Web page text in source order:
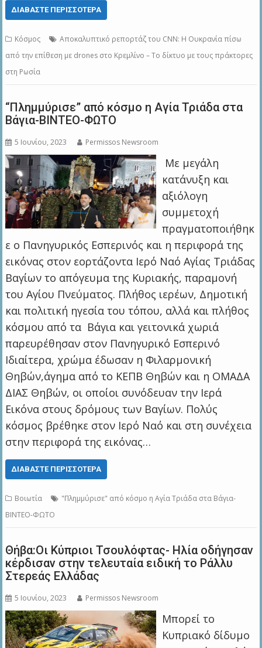
ΔΙΑΒΆΣΤΕ ΠΕΡΙΣΣΌΤΕΡΑ
Κόσμος
Αποκαλυπτικό ρεπορτάζ του CNN: Η Ουκρανία πίσω
από την επίθεση με drones στο Κρεμλίνο – Το δίκτυο με τους πράκτορες
στη Ρωσία
“Πλημμύρισε” από κόσμο η Αγία Τριάδα στα
Βάγια-ΒΙΝΤΕΟ-ΦΩΤΟ
5 Ιουνίου, 2023 Permissos Newsroom
Με μεγάλη
κατάνυξη και
αξιόλογη
συμμετοχή
πραγματοποιήθηκ
ε ο Πανηγυρικός Εσπερινός και η περιφορά της
εικόνας στον εορτάζοντα Ιερό Ναό Αγίας Τριάδας
Βαγίων το απόγευμα της Κυριακής, παραμονή
του Αγίου Πνεύματος. Πλήθος ιερέων, Δημοτική
και πολιτική ηγεσία του τόπου, αλλά και πλήθος
κόσμου από τα Βάγια και γειτονικά χωριά
παρευρέθησαν στον Πανηγυρικό Εσπερινό
Ιδιαίτερα, χρώμα έδωσαν η Φιλαρμονική
Θηβών,άγημα από το ΚΕΠΒ Θηβών και η ΟΜΑΔΑ
ΔΙΑΣ Θηβών, οι οποίοι συνόδευαν την Ιερά
Εικόνα στους δρόμους των Βαγίων. Πολύς
κόσμος βρέθηκε στον Ιερό Ναό και στη συνέχεια
στην περιφορά της εικόνας…
ΔΙΑΒΆΣΤΕ ΠΕΡΙΣΣΌΤΕΡΑ
Βοιωτία
"Πλημμύρισε" από κόσμο η Αγία Τριάδα στα Βάγια-
ΒΙΝΤΕΟ-ΦΩΤΟ
Θήβα:Οι Κύπριοι Τσουλόφτας- Ηλία οδήγησαν
κέρδισαν στην τελευταία ειδική το Ράλλυ
Στερεάς Ελλάδας
5 Ιουνίου, 2023 Permissos Newsroom
Μπορεί το
Κυπριακό δίδυμο